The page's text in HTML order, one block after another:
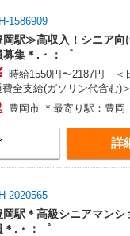
1586909
岡駅≫高収入！シニア向
募集＊.・：゜
時給1550円〜2187円 ＜
費全支給(ガソリン代含む)＞
豊岡市 ＊最寄り駅：豊岡
詳
2020565
岡駅＊高級シニアマンシ
＊.・：゜